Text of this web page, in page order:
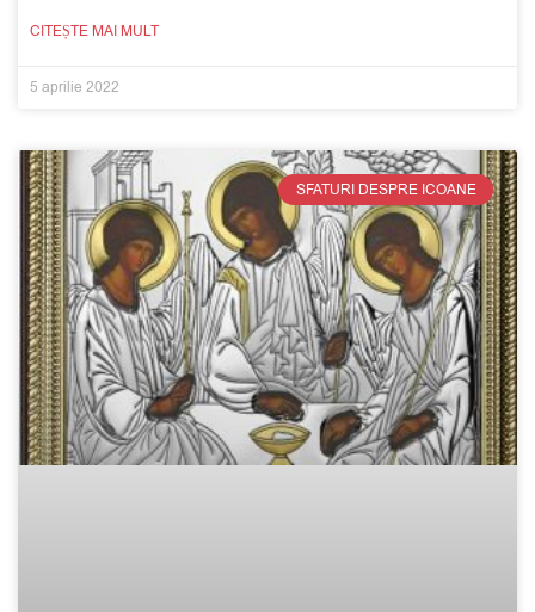
CITEȘTE MAI MULT
5 aprilie 2022
SFATURI DESPRE ICOANE